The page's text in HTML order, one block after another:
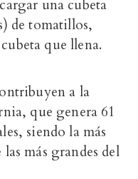
una cubeta
de tomatillos,
que llena.
a la
que genera 61
siendo la más
más grandes del